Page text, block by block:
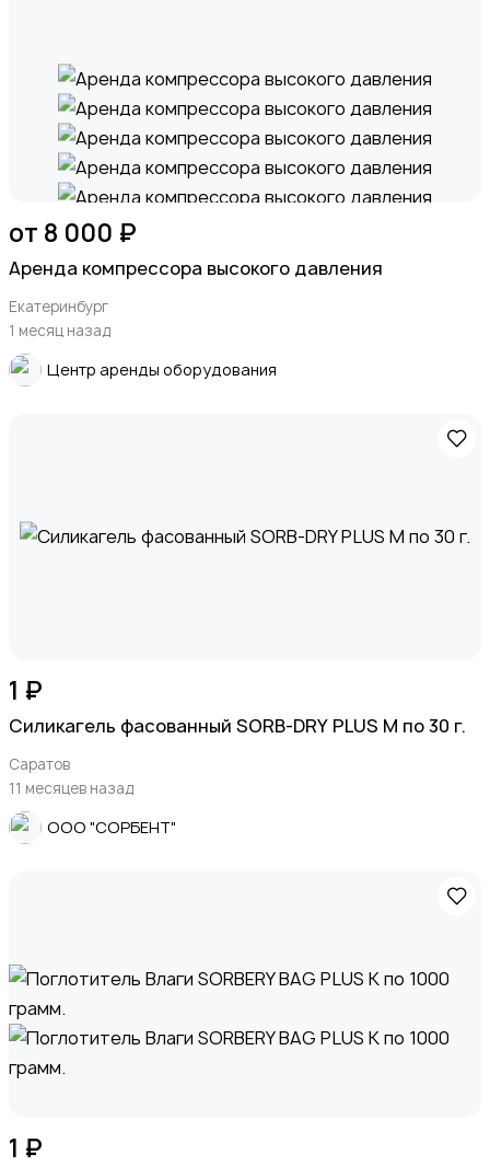
от 8 000 ₽
Аренда компрессора высокого давления
Екатеринбург
1 месяц назад
Центр аренды оборудования
1 ₽
Силикагель фасованный SORB-DRY PLUS M по 30 г.
Саратов
11 месяцев назад
ООО "СОРБЕНТ"
1 ₽